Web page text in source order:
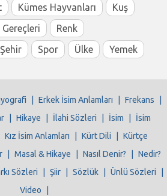
Kümes Hayvanları
Kuş
Renk
Şehir Spor Ülke Yemek
Erkek İsim Anlamları Frekans
Hikaye İlahi Sözleri İsim
İsim
Kız İsim Anlamları Kürt Dili
Kürtçe
Masal & Hikaye Nasıl Denir?
Nedir?
Sözleri Şiir Sözlük Ünlü Sözleri
Video